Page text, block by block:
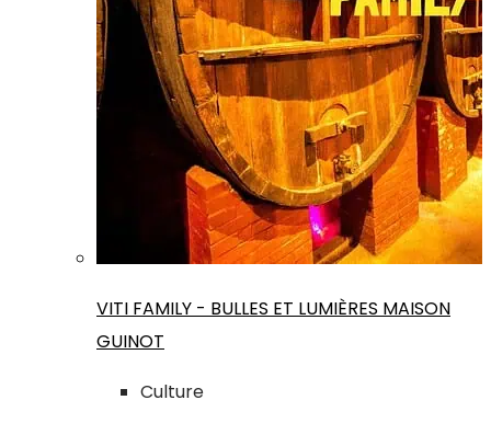
VITI FAMILY - BULLES ET LUMIÈRES MAISON
GUINOT
Culture